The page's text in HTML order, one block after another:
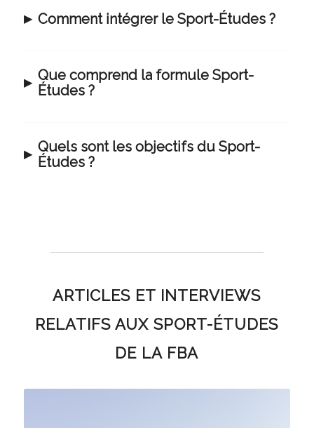
Comment intégrer le Sport-Études ?
Que comprend la formule Sport-
Études ?
Quels sont les objectifs du Sport-
Études ?
ARTICLES ET INTERVIEWS
RELATIFS AUX SPORT-ÉTUDES
DE LA FBA